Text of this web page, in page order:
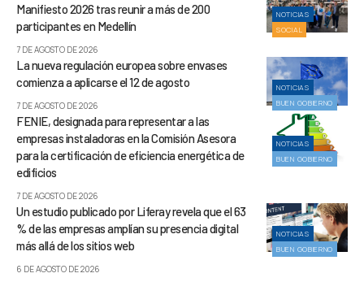
NOTICIAS
SOCIAL
Manifiesto 2026 tras reunir a más de 200
participantes en Medellín
7 DE AGOSTO DE 2026
NOTICIAS
BUEN GOBIERNO
La nueva regulación europea sobre envases
comienza a aplicarse el 12 de agosto
7 DE AGOSTO DE 2026
NOTICIAS
BUEN GOBIERNO
FENIE, designada para representar a las
empresas instaladoras en la Comisión Asesora
para la certificación de eficiencia energética de
edificios
7 DE AGOSTO DE 2026
NOTICIAS
BUEN GOBIERNO
Un estudio publicado por Liferay revela que el 63
% de las empresas amplían su presencia digital
más allá de los sitios web
6 DE AGOSTO DE 2026